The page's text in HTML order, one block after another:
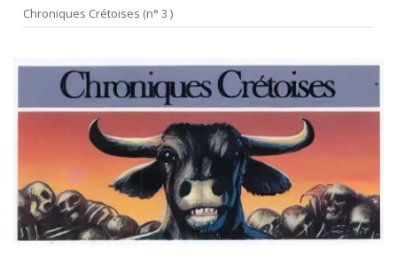
Chroniques Crétoises (n° 3 )